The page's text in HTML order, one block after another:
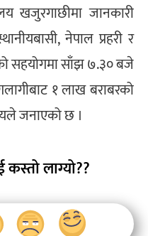
खजुरगाछीमा जानकारी
नेपाल प्रहरी र
सहयोगमा साँझ ७.३० बजे
१ लाख बराबरको
जनाएको छ ।
कस्तो लाग्यो??